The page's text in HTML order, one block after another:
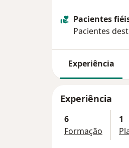
Pacientes
Pacientes
Experiência
Experiência
6
Formação
1